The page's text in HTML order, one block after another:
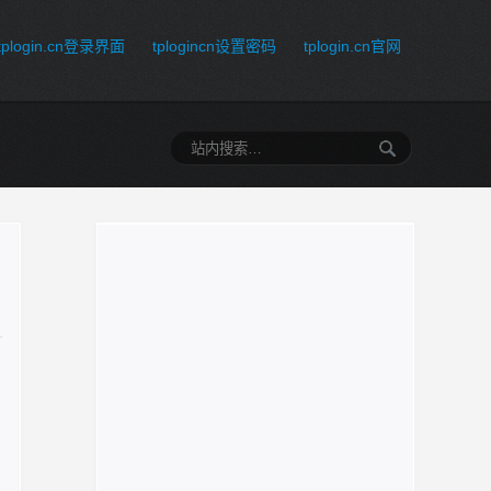
登录界面 tplogincn设置密码 tplogin.cn官网